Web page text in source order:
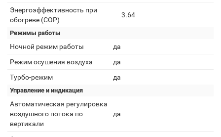
Энергоэффективность при
обогреве (COP)
3.64
Режимы работы
Ночной режим работы
да
Режим осушения воздуха
да
Турбо-режим
да
Управление и индикация
Автоматическая регулировка
воздушного потока по
вертикали
да